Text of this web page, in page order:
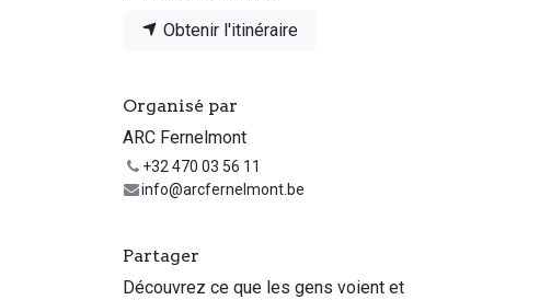
Obtenir l'itinéraire
Organisé par
ARC Fernelmont
+32 470 03 56 11
info@arcfernelmont.be
Partager
Découvrez ce que les gens voient et